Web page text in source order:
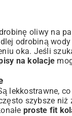
oliwy na
odrobiną
oka. Jeśli
na kolacje
lekkostrawne,
szybsze
proste fit